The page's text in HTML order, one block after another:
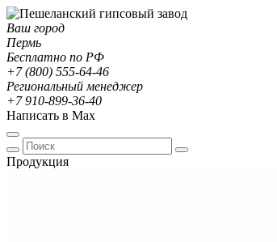
Ваш город
Пермь
Бесплатно по РФ
+7 (800) 555-64-46
Региональный менеджер
+7 910-899-36-40
Написать в Max
Продукция